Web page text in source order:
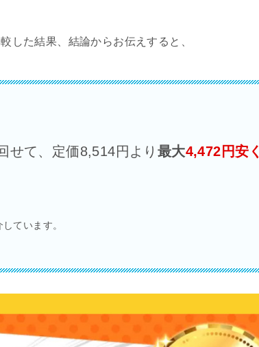
した結果、結論からお伝えすると、
せて、定価8,514円より 最大4,472円安く
ています。